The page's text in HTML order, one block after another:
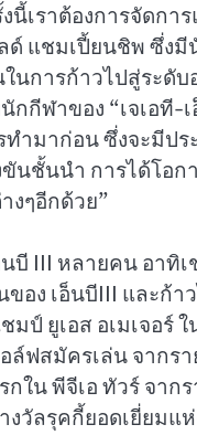
นี้เราต้องการจัดก
แชมเปี้ยนชิพ ซึ่ง
การก้าวไปสู่ระดับ
กีฬาของ “เจเอที
ทำมาก่อน ซึ่งจะมีป
ขันชั้นนำ การได้โ
งๆอีกด้วย”
III หลายคน อาทิ
อง เอ็นบีIII และก้
มป์ ยูเอส อเมเจอ
สมัครเล่น จากรา
น พีจีเอ ทัวร์ จาก
วัลรุคกี้ยอดเยี่ยมแ